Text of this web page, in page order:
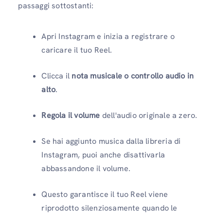
passaggi sottostanti:
Apri Instagram e inizia a registrare o
caricare il tuo Reel.
Clicca il nota musicale o controllo audio in
alto.
Regola il volume dell'audio originale a zero.
Se hai aggiunto musica dalla libreria di
Instagram, puoi anche disattivarla
abbassandone il volume.
Questo garantisce il tuo Reel viene
riprodotto silenziosamente quando le